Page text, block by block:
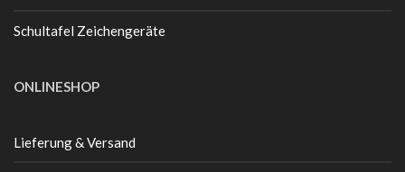
Schultafel Zeichengeräte
ONLINESHOP
Lieferung & Versand